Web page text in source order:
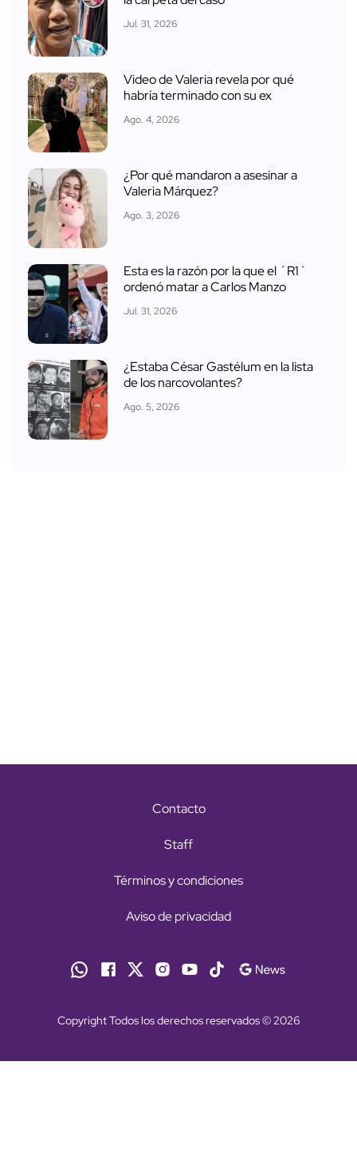
Jul. 31, 2026
Video de Valeria revela por qué
habría terminado con su ex
Ago. 4, 2026
¿Por qué mandaron a asesinar a
Valeria Márquez?
Ago. 3, 2026
Esta es la razón por la que el ´R1´
ordenó matar a Carlos Manzo
Jul. 31, 2026
¿Estaba César Gastélum en la lista
de los narcovolantes?
Ago. 5, 2026
Contacto
Staff
Términos y condiciones
Aviso de privacidad
Copyright Todos los derechos reservados © 2026